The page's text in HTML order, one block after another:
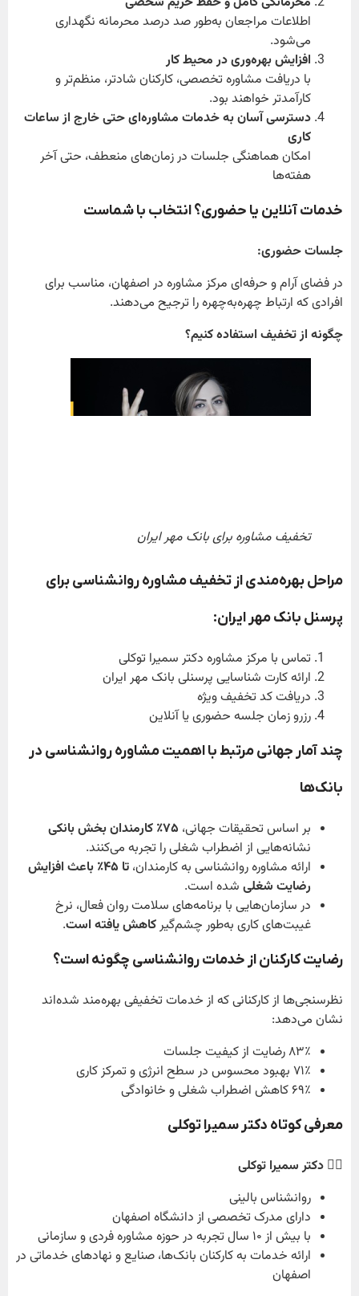
اطلاعات مراجعان به‌طور صد درصد محرمانه نگهداری
می‌شود.
افزایش بهره‌وری در محیط کار
با دریافت مشاوره تخصصی، کارکنان شادتر، منظم‌تر و
کارآمدتر خواهند بود.
دسترسی آسان به خدمات مشاوره‌ای حتی خارج از ساعات
کاری
امکان هماهنگی جلسات در زمان‌های منعطف، حتی آخر
هفته‌ها
خدمات آنلاین یا حضوری؟ انتخاب با شماست
جلسات حضوری:
در فضای آرام و حرفه‌ای مرکز مشاوره در اصفهان، مناسب برای
افرادی که ارتباط چهره‌به‌چهره را ترجیح می‌دهند.
چگونه از تخفیف استفاده کنیم؟
تخفیف مشاوره برای بانک مهر ایران
مراحل بهره‌مندی از تخفیف مشاوره روانشناسی برای
پرسنل بانک مهر ایران:
تماس با مرکز مشاوره دکتر سمیرا توکلی
ارائه کارت شناسایی پرسنلی بانک مهر ایران
دریافت کد تخفیف ویژه
رزرو زمان جلسه حضوری یا آنلاین
چند آمار جهانی مرتبط با اهمیت مشاوره روانشناسی در
بانک‌ها
بر اساس تحقیقات جهانی، ۷۵٪ کارمندان بخش بانکی
نشانه‌هایی از اضطراب شغلی را تجربه می‌کنند.
ارائه مشاوره روانشناسی به کارمندان، تا ۴۵٪ باعث افزایش
رضایت شغلی شده است.
در سازمان‌هایی با برنامه‌های سلامت روان فعال، نرخ
غیبت‌های کاری به‌طور چشم‌گیرکاهش یافته است.
رضایت کارکنان از خدمات روانشناسی چگونه است؟
نظرسنجی‌ها از کارکنانی که از خدمات تخفیفی بهره‌مند شده‌اند
نشان می‌دهد:
۸۳٪ رضایت از کیفیت جلسات
۷۱٪ بهبود محسوس در سطح انرژی و تمرکز کاری
۶۹٪ کاهش اضطراب شغلی و خانوادگی
معرفی کوتاه دکتر سمیرا توکلی
🧑‍⚕️ دکتر سمیرا توکلی
روانشناس بالینی
دارای مدرک تخصصی از دانشگاه اصفهان
با بیش از ۱۰ سال تجربه در حوزه مشاوره فردی و سازمانی
ارائه خدمات به کارکنان بانک‌ها، صنایع و نهادهای خدماتی در
اصفهان